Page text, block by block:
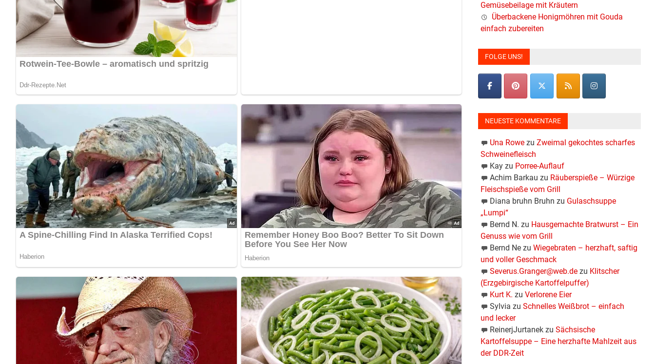
[Nach: Kochen – 30 Jahre Kochen » Verlag für die Frau, Leipzig]
Gemüsebeilage mit Kräutern
Überbackene Honigmöhren mit Gouda
einfach zubereiten
FOLGE UNS!
NEUESTE KOMMENTARE
Una Rowezu Zweimal gekochtes scharfes
Schweinefleisch
Kayzu Porree-Auflauf
Achim Barkau zu Räuberspieße – Würzige
Fleischspieße vom Grill
Diana bruhn Bruhn zu Gulaschsuppe
„Lumpi“
Bernd N. zu Hausgemachte Bratwurst – Ein
Genuss wie vom Grill
Bernd Nezu Wiegebraten – herzhaft, saftig
und voller Geschmack
Severus.Granger@web.dezu Klitscher
(Erzgebirgische Kartoffelpuffer)
Kurt K. zu Verlorene Eier
Sylvia zu Schnelles Weißbrot – einfach
und lecker
ReinerjJurtanekzu Sächsische
Kartoffelsuppe – Eine herzhafte Mahlzeit aus
der DDR-Zeit